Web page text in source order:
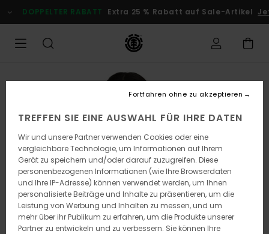
zur
Produktinformation
DOPPELTER RABATT Extra 25 % Rabatt auf Sale-Artikel
TREFFEN SIE EINE AUSWAHL FÜR IHRE DATEN
Wir und unsere Partner verwenden Cookies oder eine
vergleichbare Technologie, um Informationen auf Ihrem
Gerät zu speichern und/oder darauf zuzugreifen. Diese
personenbezogenen Informationen (wie Ihre Browserdaten
und Ihre IP-Adresse) können verwendet werden, um Ihnen
personalisierte Beiträge und Inhalte zu präsentieren, um die
Leistung von Werbung und Inhalten zu messen, und um
mehr über ihr Publikum zu erfahren, um die Produkte unserer
Partner zu entwickeln und zu verbessern. Sie können Ihre
Fortfahren ohne zu akzeptieren